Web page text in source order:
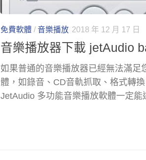
免費軟體 / 音樂播放 2018 年 12 月 17 日
音樂播放器下載 jetAudio
如果普通的音樂播放器已經無法滿足
體，如錄音、CD音軌抓取、格式轉
JetAudio 多功能音樂播放軟體一定能